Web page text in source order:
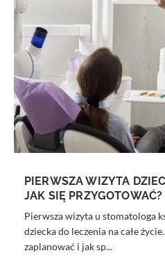
PIERWSZA WIZYTA
JAK SIĘ PRZYGOTOWAĆ?
Pierwsza wizyta u stomatologa
dziecka do leczenia na całe
zaplanować i jak sp...